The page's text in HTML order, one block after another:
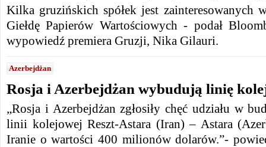
Kilka gruzińskich spółek jest zainteresowanych
Giełdę Papierów Wartościowych - podał
wypowiedź premiera Gruzji, Nika Gilauri.
Azerbejdżan
Rosja i Azerbejdżan wybudują linię
„Rosja i Azerbejdżan zgłosiły chęć udziału w
linii kolejowej Reszt-Astara (Iran) – Astara
Iranie o wartości 400 milionów dolarów.”-